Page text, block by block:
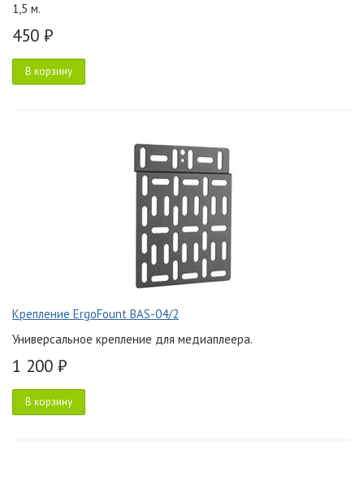
1,5 м.
450 ₽
В корзину
Крепление ErgoFount BAS-04/2
Универсальное крепление для медиаплеера.
1 200 ₽
В корзину